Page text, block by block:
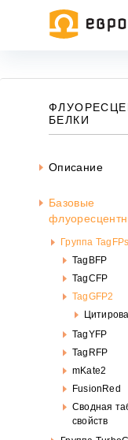
БЕЛКИ
Описание
Базовые
Группа TagFPs
TagBFP
TagCFP
TagGFP2
TagYFP
TagRFP
mKate2
FusionRed
Сводная
свойств
Информация,
437 ГК РФ.